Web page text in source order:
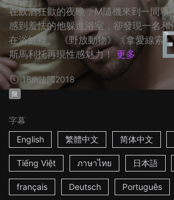
在飲酒狂歡的夜晚，M隨機來到一間舉
感到羞怯的他躲進浴室，卻發現一名
在浴缸裡。 《野放動物》《拿愛線索
斯馬利托再現性感魅力！ 更多
18m法國2018
限
字幕
English
繁體中文 简体中文
Tiếng Việt ภาษาไทย 日本語
français Deutsch Português